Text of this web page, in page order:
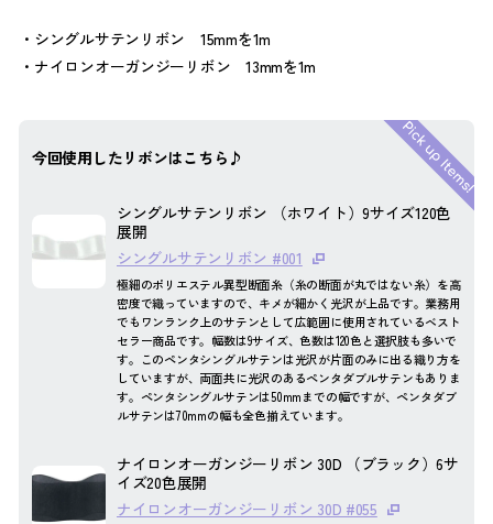
シングルサテンリボン 15mmを1m
ナイロンオーガンジーリボン 13mmを1m
今回使用したリボンはこちら♪
シングルサテンリボン （ホワイト）9サイズ120色
展開
シングルサテンリボン #001
極細のポリエステル異型断面糸（糸の断面が丸ではない糸）を高
密度で織っていますので、キメが細かく光沢が上品です。業務用
でもワンランク上のサテンとして広範囲に使用されているベスト
セラー商品です。幅数は9サイズ、色数は120色と選択肢も多いで
す。このペンタシングルサテンは光沢が片面のみに出る織り方を
していますが、両面共に光沢のあるペンタダブルサテンもありま
す。ペンタシングルサテンは50mmまでの幅ですが、ペンタダブ
ルサテンは70mmの幅も全色揃えています。
ナイロンオーガンジーリボン 30D （ブラック）6サ
イズ20色展開
ナイロンオーガンジーリボン 30D #055